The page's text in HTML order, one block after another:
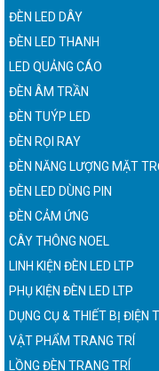
ĐÈN LED DÂY
ĐÈN LED THANH
LED QUẢNG CÁO
ĐÈN ÂM TRẦN
ĐÈN TUÝP LED
ĐÈN RỌI RAY
ĐÈN NĂNG LƯỢNG MẶT
ĐÈN LED DÙNG PIN
ĐÈN CẢM ỨNG
CÂY THÔNG NOEL
LINH KIỆN ĐÈN LED LTP
PHỤ KIỆN ĐÈN LED LTP
DỤNG CỤ & THIẾT BỊ ĐIỆN
VẬT PHẨM TRANG TRÍ
LỒNG ĐÈN TRANG TRÍ